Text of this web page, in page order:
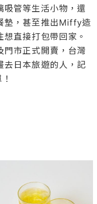
吸管等生活小物，還
墊，甚至推出Miffy造
直接打包帶回家。
門市正式開賣，台灣
去日本旅遊的人，記